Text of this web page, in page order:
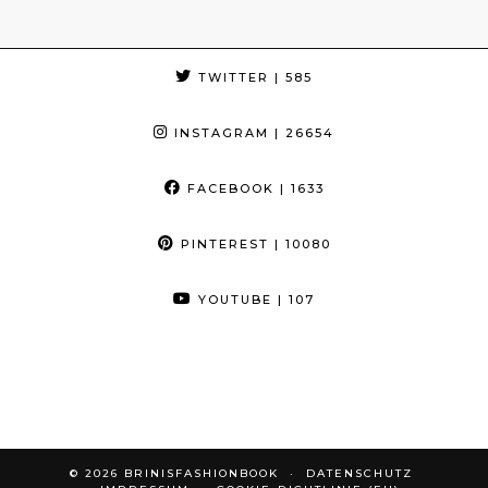
TWITTER | 585
INSTAGRAM | 26654
FACEBOOK | 1633
PINTEREST | 10080
YOUTUBE | 107
© 2026 BRINISFASHIONBOOK
DATENSCHUTZ